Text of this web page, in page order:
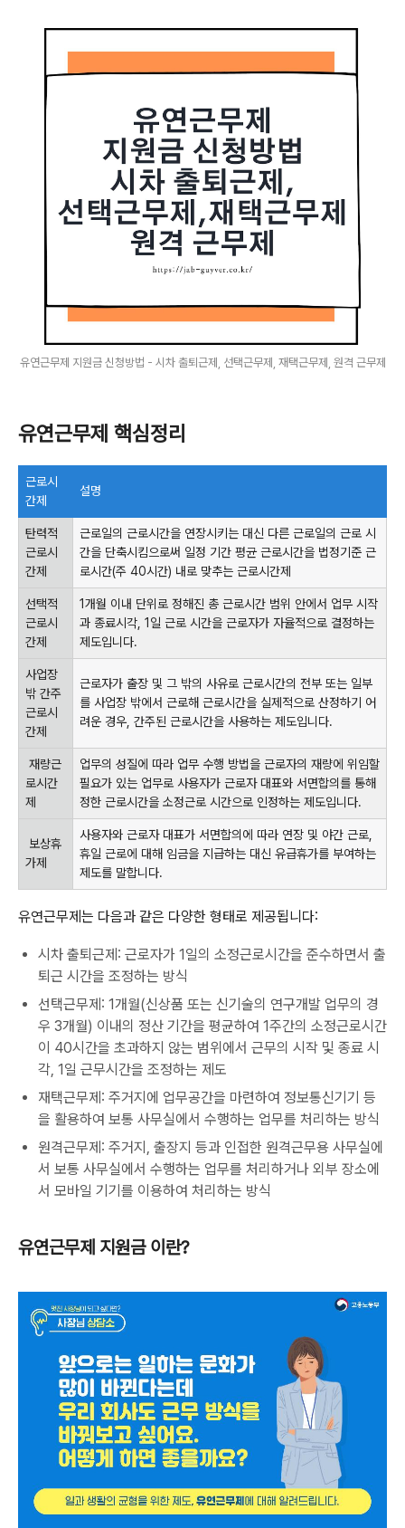
유연근무제 지원금 신청방법 - 시차 출퇴근제, 선택근무제, 재택근무제, 원격 근무제
유연근무제 핵심정리
근로시
간제
설명
탄력적
근로시
간제
근로일의 근로시간을 연장시키는 대신 다른 근로일의 근로 시
간을 단축시킴으로써 일정 기간 평균 근로시간을 법정기준 근
로시간(주 40시간) 내로 맞추는 근로시간제
선택적
근로시
간제
1개월 이내 단위로 정해진 총 근로시간 범위 안에서 업무 시작
과 종료시각, 1일 근로 시간을 근로자가 자율적으로 결정하는
제도입니다.
사업장
밖 간주
근로시
간제
근로자가 출장 및 그 밖의 사유로 근로시간의 전부 또는 일부
를 사업장 밖에서 근로해 근로시간을 실제적으로 산정하기 어
려운 경우, 간주된 근로시간을 사용하는 제도입니다.
재량근
로시간
제
업무의 성질에 따라 업무 수행 방법을 근로자의 재량에 위임할
필요가 있는 업무로 사용자가 근로자 대표와 서면합의를 통해
정한 근로시간을 소정근로 시간으로 인정하는 제도입니다.
보상휴
가제
사용자와 근로자 대표가 서면합의에 따라 연장 및 야간 근로,
휴일 근로에 대해 임금을 지급하는 대신 유급휴가를 부여하는
제도를 말합니다.
유연근무제는 다음과 같은 다양한 형태로 제공됩니다:
시차 출퇴근제: 근로자가 1일의 소정근로시간을 준수하면서 출
퇴근 시간을 조정하는 방식
선택근무제: 1개월(신상품 또는 신기술의 연구개발 업무의 경
우 3개월) 이내의 정산 기간을 평균하여 1주간의 소정근로시간
이 40시간을 초과하지 않는 범위에서 근무의 시작 및 종료 시
각, 1일 근무시간을 조정하는 제도
재택근무제: 주거지에 업무공간을 마련하여 정보통신기기 등
을 활용하여 보통 사무실에서 수행하는 업무를 처리하는 방식
원격근무제: 주거지, 출장지 등과 인접한 원격근무용 사무실에
서 보통 사무실에서 수행하는 업무를 처리하거나 외부 장소에
서 모바일 기기를 이용하여 처리하는 방식
유연근무제 지원금 이란?